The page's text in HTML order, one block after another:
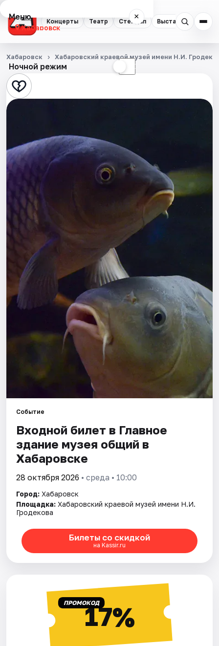
Концерты Театр Стендап Выставки
Меню ×
Хабаровск
Концерты
Театр
Стендап
Экскурсии
Спорт
События
Города
Площадки
Артисты
Ночной режим ☾
Хабаровск Хабаровский краевой музей имени Н.И.
Событие
Входной билет в Главное
здание музея общий в
Хабаровске
28 октября 2026 • среда • 10:00
Город: Хабаровск
Площадка: Хабаровский краевой музей имени Н.И.
Гродекова
Билеты со скидкой
на Kassir.ru
ПРОМОКОД17%